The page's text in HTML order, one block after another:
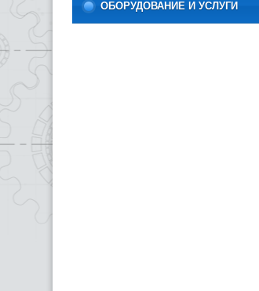
ОБОРУДОВАНИЕ И УСЛУГИ